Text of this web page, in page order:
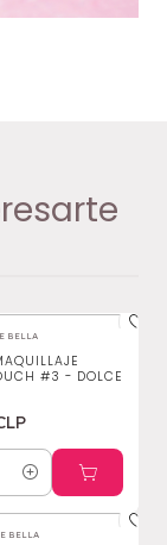
BELLA
#3 - DOLCE
BELLA